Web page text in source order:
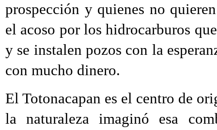
prospección y quienes no
el acoso por los hidrocarburos
y se instalen pozos con la
con mucho dinero.
El Totonacapan es el centro de
la naturaleza imaginó esa